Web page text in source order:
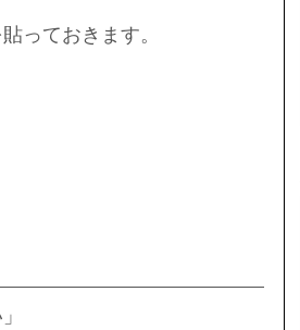
っておきます。